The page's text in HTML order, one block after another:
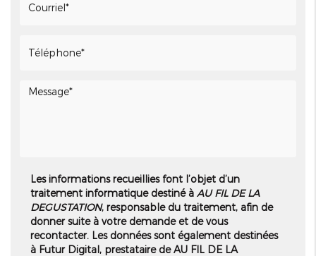
Les informations recueillies font l’objet d’un
traitement informatique destiné àAU FIL DE LA
DEGUSTATION, responsable du traitement, afin de
donner suite à votre demande et de vous
recontacter. Les données sont également destinées
à Futur Digital, prestataire de AU FIL DE LA